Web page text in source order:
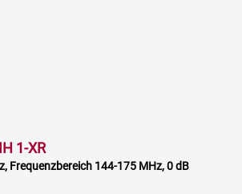
1-XR
Frequenzbereich 144-175 MHz, 0 dB